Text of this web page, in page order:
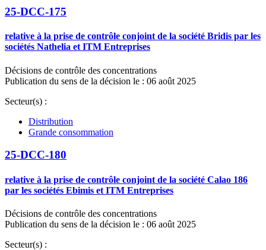
25-DCC-175
relative à la prise de contrôle conjoint de la société Bridis par les
sociétés Nathelia et ITM Entreprises
Décisions de contrôle des concentrations
Publication du sens de la décision le : 06 août 2025
Secteur(s) :
Distribution
Grande consommation
25-DCC-180
relative à la prise de contrôle conjoint de la société Calao 186
par les sociétés Ebimis et ITM Entreprises
Décisions de contrôle des concentrations
Publication du sens de la décision le : 06 août 2025
Secteur(s) :